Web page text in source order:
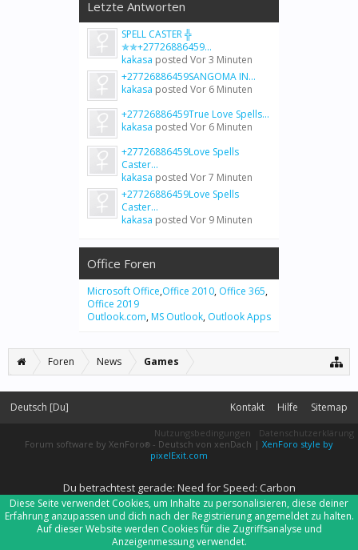
Letzte Antworten
SPELL CASTER ╬
✯✯+27726886459...
kakasa posted Vor 3 Minuten
+27726886459SANGOMA IN...
kakasa posted Vor 6 Minuten
+27726886459True Love Spells...
kakasa posted Vor 6 Minuten
+27726886459Love Spells
Caster...
kakasa posted Vor 7 Minuten
+27726886459Love Spells
Caster...
kakasa posted Vor 9 Minuten
Office Foren
Microsoft Office,Office 2010, Office 365,
Office 2019
Outlook.com, MS Outlook, Outlook Apps
Foren News Games
Deutsch [Du] Kontakt Hilfe Sitemap
Nutzungsbedingungen
Datenschutzerklärung
Forum software by XenForo® - Deutsch von xenDach | XenForo style by
pixelExit.com
Du betrachtest gerade: Need for Speed: Carbon
Diese Seite verwendet Cookies, um Inhalte zu personalisieren, diese deiner
Erfahrung anzupassen und dich nach der Registrierung angemeldet zu halten.
Auf dieser Website werden Cookies für die Zugriffsanalyse und
Anzeigenmessung verwendet.